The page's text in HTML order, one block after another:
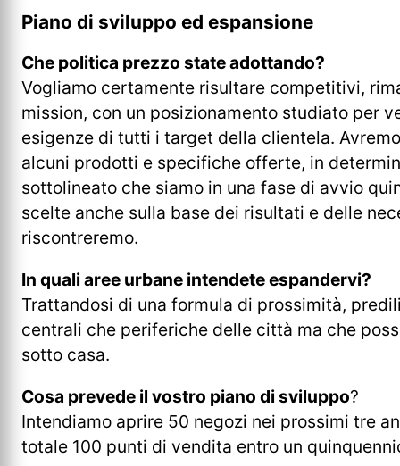
Piano di sviluppo ed espansione
Che politica prezzo state adottando?
Vogliamo certamente risultare competitivi,
mission, con un posizionamento studiato per
esigenze di tutti i target della clientela.
alcuni prodotti e specifiche offerte, in
sottolineato che siamo in una fase di avvio
scelte anche sulla base dei risultati e delle
riscontreremo.
In quali aree urbane intendete espandervi?
Trattandosi di una formula di prossimità,
centrali che periferiche delle città ma che
sotto casa.
Cosa prevede il vostro piano di sviluppo?
Intendiamo aprire 50 negozi nei prossimi tre
totale 100 punti di vendita entro un